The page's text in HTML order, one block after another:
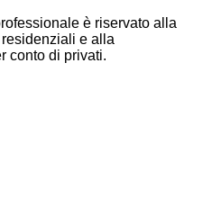
è riservato alla
e alla
conto di privati.